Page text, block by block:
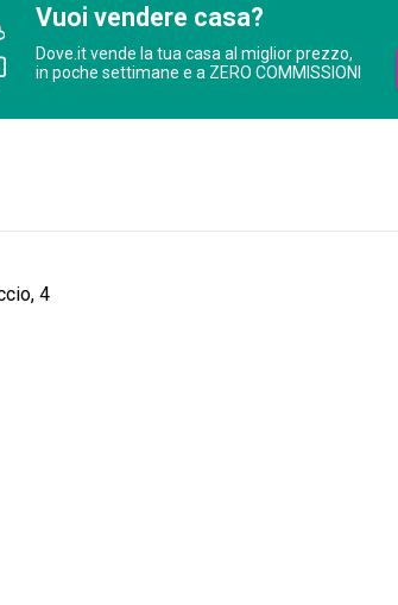
Vuoi vendere casa?
Dove.it vende la tua casa al miglior prezzo,
in poche settimane e a ZERO COMMISSIONI
4